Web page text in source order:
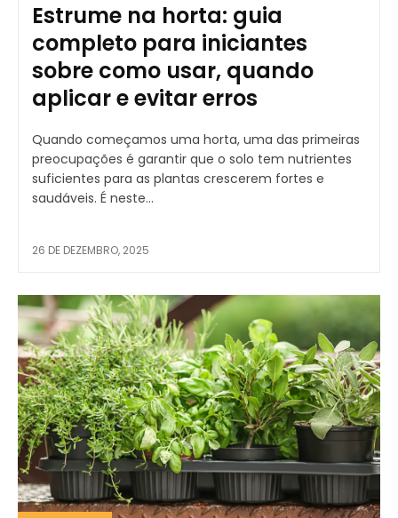
Estrume na horta: guia
completo para iniciantes
sobre como usar, quando
aplicar e evitar erros
Quando começamos uma horta, uma das primeiras
preocupações é garantir que o solo tem nutrientes
suficientes para as plantas crescerem fortes e
saudáveis. É neste...
26 DE DEZEMBRO, 2025